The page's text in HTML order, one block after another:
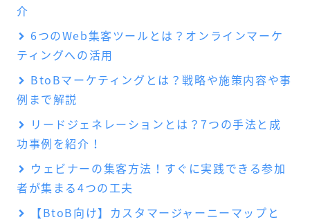
介
6つのWeb集客ツールとは？オンラインマーケ
ティングへの活用
BtoBマーケティングとは？戦略や施策内容や事
例まで解説
リードジェネレーションとは？7つの手法と成
功事例を紹介！
ウェビナーの集客方法！すぐに実践できる参加
者が集まる4つの工夫
【BtoB向け】カスタマージャーニーマップと